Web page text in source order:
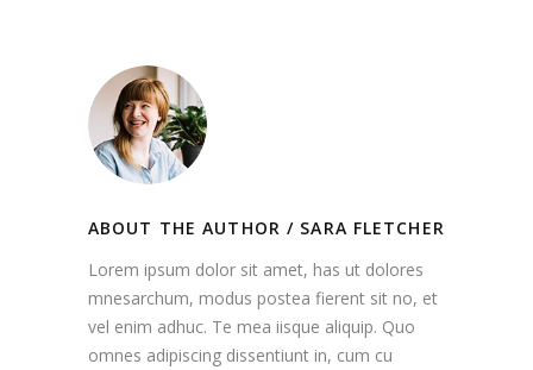
ABOUT THE AUTHOR / SARA FLETCHER
Lorem ipsum dolor sit amet, has ut dolores
mnesarchum, modus postea fierent sit no, et
vel enim adhuc. Te mea iisque aliquip. Quo
omnes adipiscing dissentiunt in, cum cu